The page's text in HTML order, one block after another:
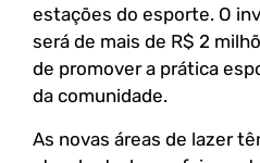
estações do esporte. O
será de mais de R$ 2
de promover a prática
da comunidade.
As novas áreas de lazer